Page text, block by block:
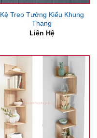
Kệ Treo Tường Kiểu Khung
Thang
Liên Hệ